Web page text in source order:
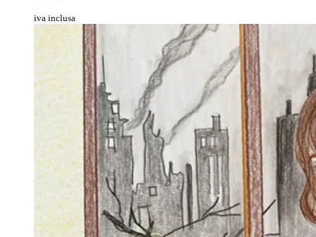
iva inclusa